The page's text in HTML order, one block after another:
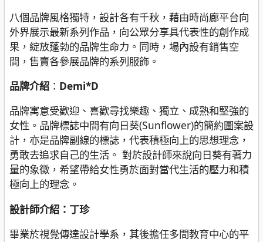
八個品牌風格獨特，設計各有千秋，藉由時尚廊平台向
外界展示最新系列作品，向公眾分享具代表性的創作成
果，綻放蓬勃的品牌生命力。同時，場內設有銷售空
間，售賣各參展品牌的系列服飾。
品牌介紹 ： Demi*D
品牌寓意受歡迎、喜歡尋找樂趣、獨立、成熟和堅強的
女性。品牌標誌中間有向日葵(Sunflower)的簡約圖案設
計，亦是品牌副線的標誌，代表積極向上的思想理念，
勇敢去追求自己的生活。 對於設計師來說向日葵有著力
量的象徵，希望帶給女性勇於面對當代生活的壓力和積
極向上的理念。
設計師介紹：丁珍
畢業於視覺傳達設計學系，其後擔任多間教育中心的平